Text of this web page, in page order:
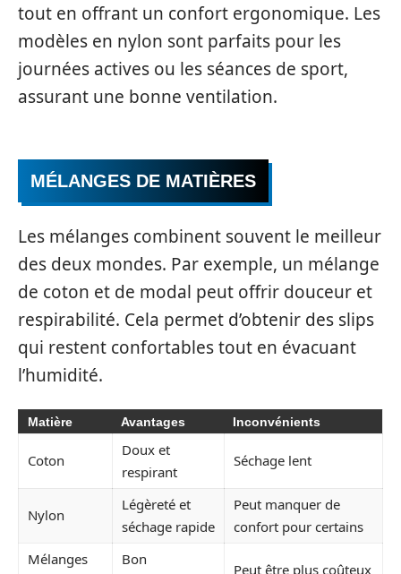
tout en offrant un confort ergonomique. Les
modèles en nylon sont parfaits pour les
journées actives ou les séances de sport,
assurant une bonne ventilation.
MÉLANGES DE MATIÈRES
Les mélanges combinent souvent le meilleur
des deux mondes. Par exemple, un mélange
de coton et de modal peut offrir douceur et
respirabilité. Cela permet d’obtenir des slips
qui restent confortables tout en évacuant
l’humidité.
Matière Avantages Inconvénients
Coton
Doux et
respirant
Séchage lent
Nylon
Légèreté et
séchage rapide
Peut manquer de
confort pour certains
Mélanges
Bon
Peut être plus coûteux